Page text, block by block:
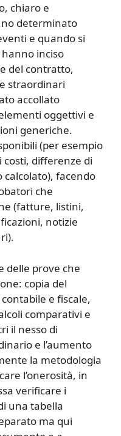
chiaro e
determinato
e quando si
inciso
del contratto,
straordinari
accollato
oggettivi e
generiche.
(per esempio
differenze di
calcolato), facendo
che
(fatture, listini,
notizie
delle prove che
copia del
e fiscale,
comparativi e
il nesso di
e l’aumento
la metodologia
l’onerosità, in
verificare i
una tabella
ma qui